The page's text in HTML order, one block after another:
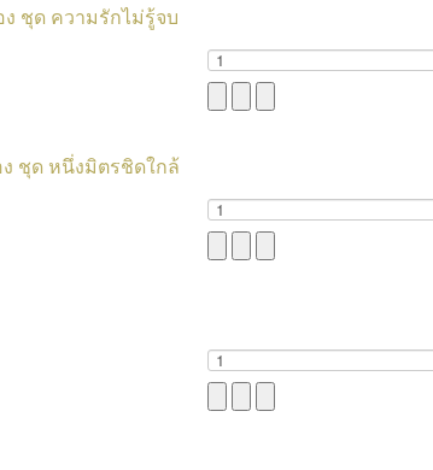
ชุด ความรักไม่รู้จบ
ชุด หนึ่งมิตรชิดใกล้